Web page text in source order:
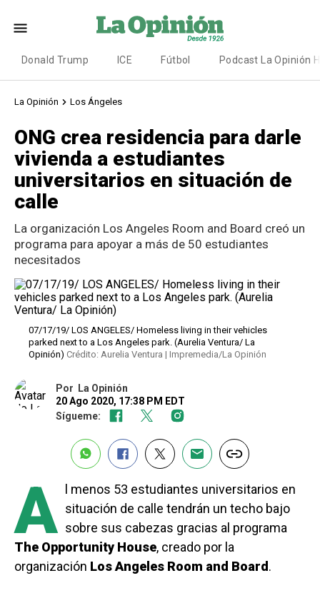
Donald Trump ICE Fútbol Podcast La Opinión
La Opinión Los Ángeles
ONG crea residencia para darle
vivienda a estudiantes
universitarios en situación de
calle
La organización Los Angeles Room and Board creó un
programa para apoyar a más de 50 estudiantes
necesitados
07/17/19/ LOS ANGELES/ Homeless living in their vehicles
parked next to a Los Angeles park. (Aurelia Ventura/ La
Opinión) Crédito: Aurelia Ventura | Impremedia/La Opinión
Por
La Opinión
20 Ago 2020, 17:38 PM EDT
Sígueme:
A
l menos 53 estudiantes universitarios en
situación de calle tendrán un techo bajo
sobre sus cabezas gracias al programa
The Opportunity House, creado por la
organización Los Angeles Room and Board .